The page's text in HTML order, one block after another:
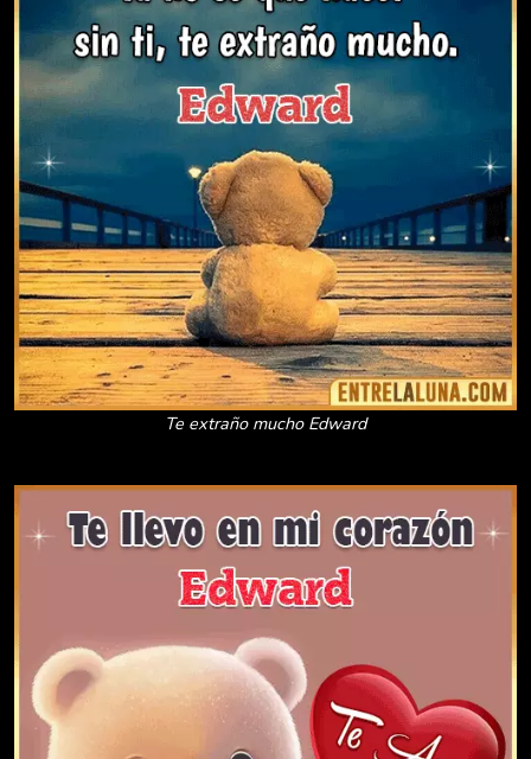
Te extraño mucho Edward